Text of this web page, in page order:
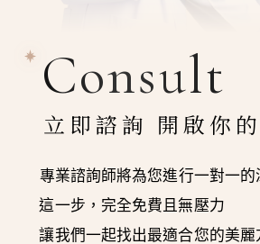
Consult
立即諮詢 開啟你
專業諮詢師將為您進行一對一的
這一步，完全免費且無壓力
讓我們一起找出最適合您的美麗